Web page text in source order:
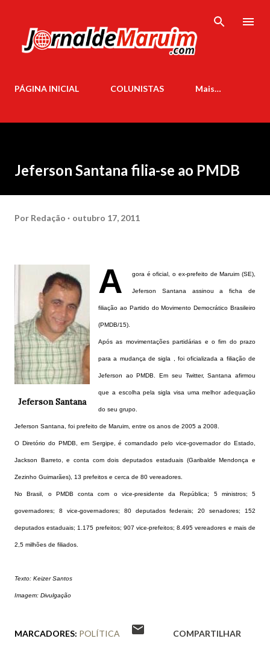
PÁGINA INICIAL COLUNISTAS Mais…
Jeferson Santana filia-se ao PMDB
Por Redação outubro 17, 2011
Jeferson Santana
A gora é oficial, o ex-prefeito de Maruim (SE),
Jeferson Santana assinou a ficha de
filiação ao Partido do Movimento Democrático Brasileiro
(PMDB/15).
Após as movimentações partidárias e o fim do prazo
para a mudança de sigla , foi oficializada a filiação de
Jeferson ao PMDB. Em seu Twitter, Santana afirmou
que a escolha pela sigla visa uma melhor adequação
do seu grupo.
Jeferson Santana, foi prefeito de Maruim, entre os anos de 2005 a 2008.
O Diretório do PMDB, em Sergipe, é comandado pelo vice-governador do Estado,
Jackson Barreto, e conta com dois deputados estaduais (Garibalde Mendonça e
Zezinho Guimarães), 13 prefeitos e cerca de 80 vereadores.
No Brasil, o PMDB conta com o vice-presidente da República; 5 ministros; 5
governadores; 8 vice-governadores; 80 deputados federais; 20 senadores; 152
deputados estaduais; 1.175 prefeitos; 907 vice-prefeitos; 8.495 vereadores e mais de
2,5 milhões de filiados.
Texto: Keizer Santos
Imagem: Divulgação
MARCADORES: POLÍTICA COMPARTILHAR